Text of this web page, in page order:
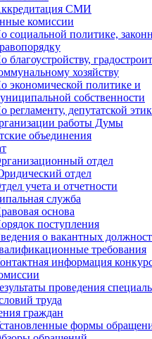
СМИ
комиссии
социальной политике,
благоустройству,
хозяйству
экономической политике и
собственности
регламенту, депутатской
работы Думы
объединения
отдел
отдел
учета и отчетности
служба
основа
поступления
о вакантных
требования
информация
проведения
труда
граждан
формы